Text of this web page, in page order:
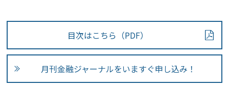
目次はこちら（PDF）
月刊金融ジャーナルをいますぐ申し込み！